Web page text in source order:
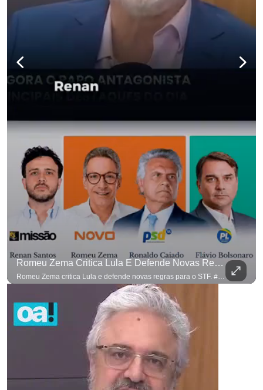
Romeu Zema Critica Lula E Defende Novas Regras Para O STF. #OAntagonista
Romeu Zema critica Lula e defende novas regras para o STF. #OAntagonista Se você busca informação com credibilidade, inscreva-se agora e ative o
para não perder nenhuma atualização! Ouça O Antagonista nos principais